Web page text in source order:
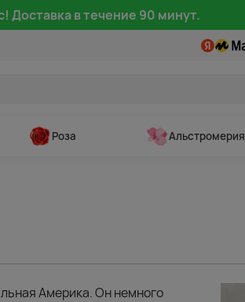
Доставка в течение 90 минут.
Роза Альстромерия
Америка. Он немного